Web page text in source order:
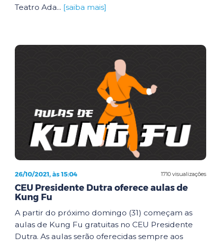
Teatro Ada... [saiba mais]
1710 visualizações
26/10/2021, às 15:04
CEU Presidente Dutra oferece aulas de
Kung Fu
A partir do próximo domingo (31) começam as
aulas de Kung Fu gratuitas no CEU Presidente
Dutra. As aulas serão oferecidas sempre aos